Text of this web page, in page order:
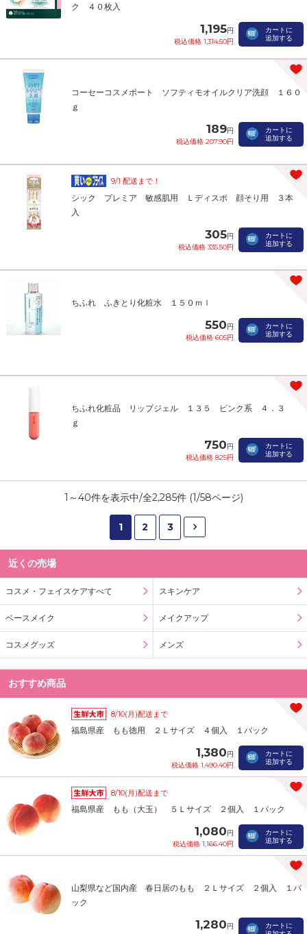
ク ４０枚入
1,195円
税込価格 1,314.50円
カートに
追加する
コーセーコスメポート ソフティモオイルクリア洗顔 １６０
ｇ
189円
税込価格 207.90円
カートに
追加する
9/1 配送まで！
シック プレミア 敏感肌用 Ｌディスポ 顔そり用 ３本
入
305円
税込価格 335.50円
カートに
追加する
ちふれ ふきとり化粧水 １５０ｍｌ
550円
税込価格 605円
カートに
追加する
ちふれ化粧品 リップジェル １３５ ピンク系 ４．３
ｇ
750円
税込価格 825円
カートに
追加する
1 ～40件を表示中/全2,285件 (1/58ページ)
1 2 3
近くの売場
コスメ・フェイスケアすべて スキンケア
ベースメイク メイクアップ
コスメグッズ メンズ
おすすめ商品
8/10(月)配送まで
福島県産 もも徳用 ２Ｌサイズ ４個入 １パック
1,380円
税込価格 1,490.40円
カートに
追加する
8/10(月)配送まで
福島県産 もも（大玉） ５Ｌサイズ ２個入 １パック
1,080円
税込価格 1,166.40円
カートに
追加する
山梨県など国内産 春日居のもも ２Ｌサイズ ２個入 １パ
ック
1,280円
カートに